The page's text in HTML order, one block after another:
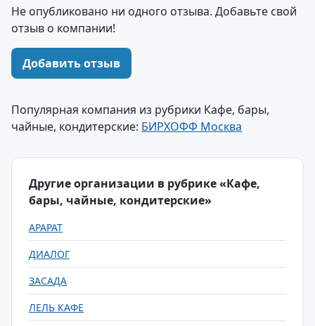
Не опубликовано ни одного отзыва. Добавьте свой
отзыв о компании!
Добавить отзыв
Популярная компания из рубрики Кафе, бары,
чайные, кондитерские: БИРХОФФ Москва
Другие организации в рубрике «Кафе,
бары, чайные, кондитерские»
АРАРАТ
ДИАЛОГ
ЗАСАДА
ЛЕЛЬ КАФЕ